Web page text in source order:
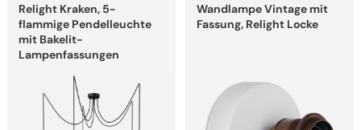
Relight Kraken, 5-
flammige Pendelleuchte
mit Bakelit-
Lampenfassungen
Produkt
weist
mehrere
Varianten
auf.
können
Wandlampe Vintage mit
Fassung, Relight Locke
Produkt
weist
Optionen
können